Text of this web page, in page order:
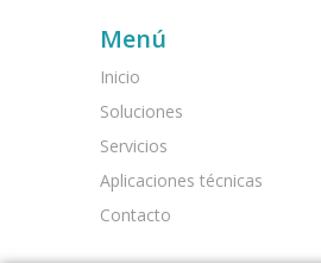
Menú
Inicio
Soluciones
Servicios
Aplicaciones técnicas
Contacto